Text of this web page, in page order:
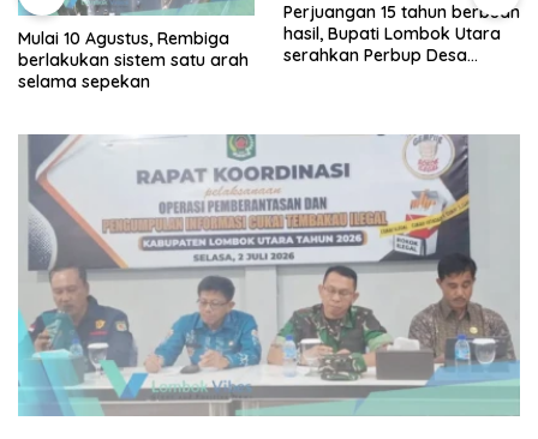
Mulai 10 Agustus, Rembiga
berlakukan sistem satu arah
selama sepekan
Perjuangan 15 tahun berbuah
hasil, Bupati Lombok Utara
serahkan Perbup Desa